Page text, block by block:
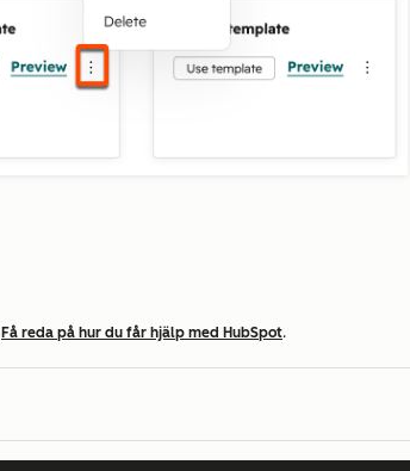
Få reda på hur du får hjälp med HubSpot.